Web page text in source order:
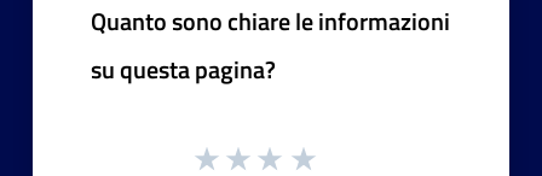
Quanto sono chiare le informazioni
su questa pagina?